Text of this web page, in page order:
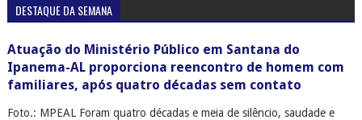
DESTAQUE DA SEMANA
Atuação do Ministério Público em Santana do
Ipanema-AL proporciona reencontro de homem com
familiares, após quatro décadas sem contato
Foto.: MPEAL Foram quatro décadas e meia de silêncio, saudade e